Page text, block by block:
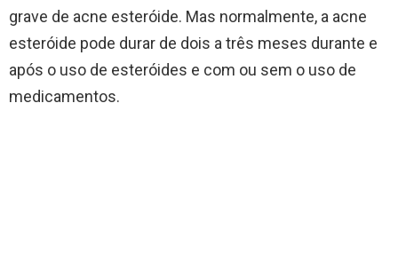
grave de acne esteróide. Mas normalmente, a acne
esteróide pode durar de dois a três meses durante e
após o uso de esteróides e com ou sem o uso de
medicamentos.